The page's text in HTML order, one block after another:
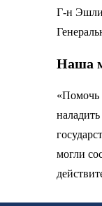
Г-н
Наша
«Помочь
могли